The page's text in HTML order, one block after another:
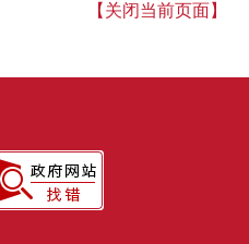
【关闭当前页面】